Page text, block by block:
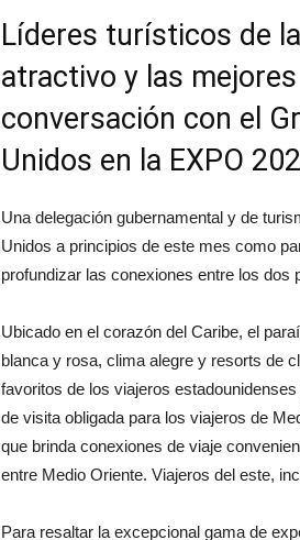
Líderes turísticos de
atractivo y las
conversación con el
Unidos en la EXPO
Una delegación gubernamental y de
Unidos a principios de este mes como
profundizar las conexiones entre los
Ubicado en el corazón del Caribe, el
blanca y rosa, clima alegre y resorts de
favoritos de los viajeros
de visita obligada para los viajeros de
que brinda conexiones de viaje
entre Medio Oriente. Viajeros del este,
Para resaltar la excepcional gama de